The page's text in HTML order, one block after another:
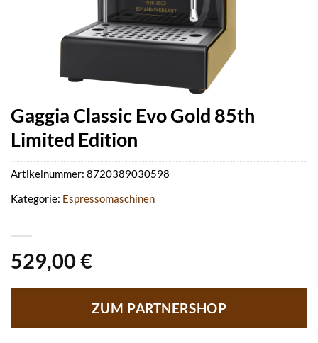
Gaggia Classic Evo Gold 85th
Limited Edition
529,00 €
ZUM PARTNERSHOP
Artikelnummer: 8720389030598
Kategorie: Espressomaschinen